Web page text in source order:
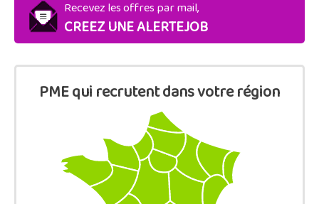
Recevez les offres par mail,
CREEZ UNE ALERTEJOB
PME qui recrutent dans votre région